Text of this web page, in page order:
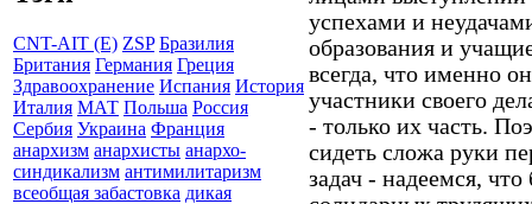
CNT-AIT (E) ZSP Бразилия
Британия Германия Греция
Здравоохранение Испания История
Италия МАТ Польша Россия
Сербия Украина Франция
анархизм анархисты анархо-
синдикализм антимилитаризм
всеобщая забастовка дикая
успехами и
образования и
всегда, что именно
участники своего
- только их часть.
сидеть сложа руки
задач - надеемся,